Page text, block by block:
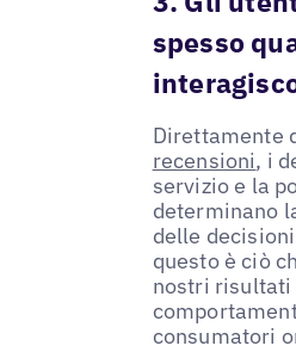
spesso
Direttamente
recensioni, i
servizio e la
determinano
delle
questo è ciò
nostri risultati
consumatori